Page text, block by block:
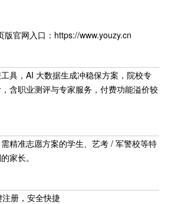
版官网入口：https://www.youzy.cn
具，AI 大数据生成冲稳保方案，院校专
含职业测评与专家服务，付费功能溢价较
精准志愿方案的学生、艺考 / 军警校等特
家长。
册，安全快捷